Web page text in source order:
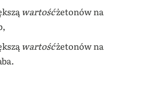
wartośćżetonów na
wartośćżetonów na